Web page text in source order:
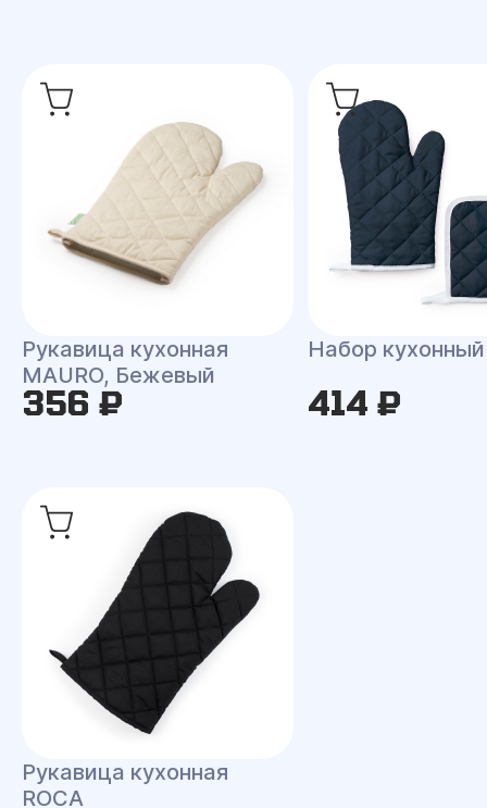
Рукавица кухонная
MAURO, Бежевый
356 ₽
Набор кухонный
414 ₽
Рукавица кухонная
ROCA